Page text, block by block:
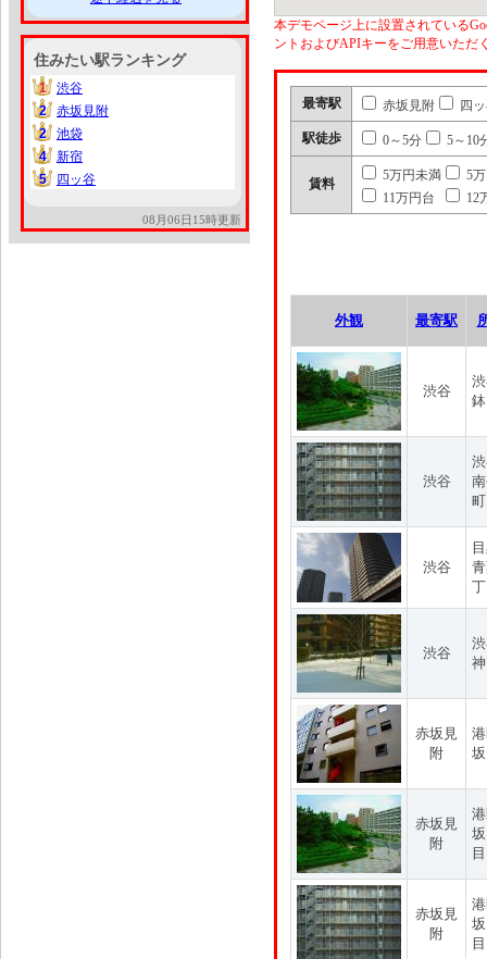
住みたい駅ランキング
1
1
渋谷
2
2
赤坂見附
2
2
池袋
4
4
新宿
5
5 四ッ谷
08月06日15時更新
本デモページ上に設置されている
ントおよびAPIキーをご用意いただ
最寄駅 赤坂見附 四
駅徒歩 0～5分 5～10
賃料
5万円未満
5
11万円台
12
外観 最寄駅
渋谷
渋谷
渋谷
渋谷
赤坂見
附
赤坂見
附
目
赤坂見
附
目